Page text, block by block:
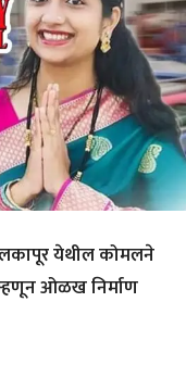
येथील कोमलने
ओळख निर्माण